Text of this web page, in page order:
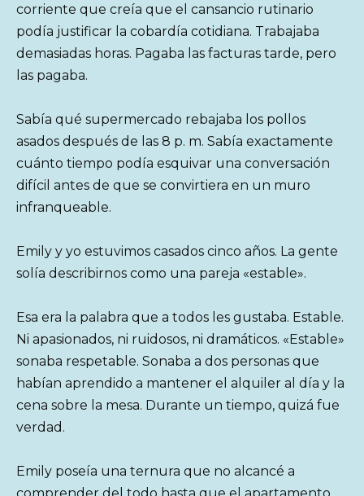
corriente que creía que el cansancio rutinario
podía justificar la cobardía cotidiana. Trabajaba
demasiadas horas. Pagaba las facturas tarde, pero
las pagaba.
Sabía qué supermercado rebajaba los pollos
asados después de las 8 p. m. Sabía exactamente
cuánto tiempo podía esquivar una conversación
difícil antes de que se convirtiera en un muro
infranqueable.
Emily y yo estuvimos casados cinco años. La gente
solía describirnos como una pareja «estable».
Esa era la palabra que a todos les gustaba. Estable.
Ni apasionados, ni ruidosos, ni dramáticos. «Estable»
sonaba respetable. Sonaba a dos personas que
habían aprendido a mantener el alquiler al día y la
cena sobre la mesa. Durante un tiempo, quizá fue
verdad.
Emily poseía una ternura que no alcancé a